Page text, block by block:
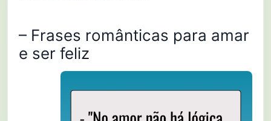
– Frases românticas para amar
e ser feliz